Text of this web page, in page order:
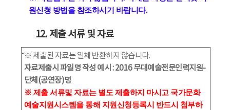
원신청 방법을 참조하시기 바랍니다.
12. 제출 서류 및 자료
※ 제출된 자료는 일체 반환하지 않습니다.
자료제출시 파일명 작성 예시 : 2016 무대예술전문인력지원-
단체(공연장)명
※ 제출 서류및 자료는 별도 제출하지 마시고 국가문화
예술지원시스템을 통해 지원신청등록시 반드시 첨부하